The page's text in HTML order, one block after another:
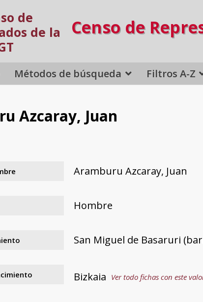
Censo de
Métodos de búsqueda Filtros A-Z
Azcaray, Juan
Aramburu Azcaray, Juan
Hombre
San Miguel de Basaruri
Bizkaia Ver todo fichas con este